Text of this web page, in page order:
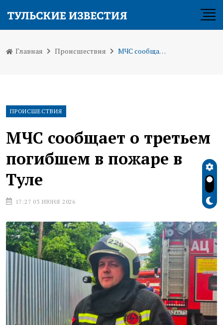
Главная Происшествия МЧС сообщает о третьем погибшем в пожаре в Туле
ПРОИСШЕСТВИЯ
МЧС сообщает о третьем
погибшем в пожаре в
Туле
17:27 03 ИЮНЯ 2026